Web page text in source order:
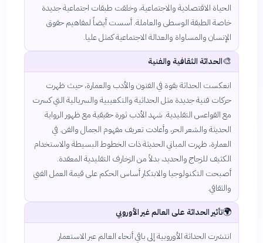
الحياة الاقتصادية والاجتماعية، وخلقت طبقات اجتماعية جديدة
خاصة الطبقة الوسطى والعاملة. أسست أيضاً لمفاهيم حقوق
الإنسان والمساواة والعدالة الاجتماعية كمثل عليا.
🎨الحداثة الثقافية والفنية
انعكست الحداثة بقوة في الفنون والأدب والعمارة، حيث ظهرت
حركات فنية جديدة مثل الحداثية والتكعيبية والسريالية التي كسرت
مع القواعس التقليدية. شهد الأدب ثورة حقيقية مع ظهور الرواية
الحديثة والشعر الحر، وأعادت تعريف مفهوم الجمال والفن. في
العمارة، ظهرت المباني الحديثة ذات الخطوط البسيطة والاستخدام
الكثيف للزجاج والحديد، بدلاً من الزخارف التقليدية المعقدة.
أصبحت التكنولوجيا والابتكار أساس الحكم على قيمة العمل الفني
والثقافي.
🌍تأثير الحداثة على العالم غير الأوروبي
انتشرت الحداثة الأوروبية إلى باقي أنحاء العالم عبر الاستعمار